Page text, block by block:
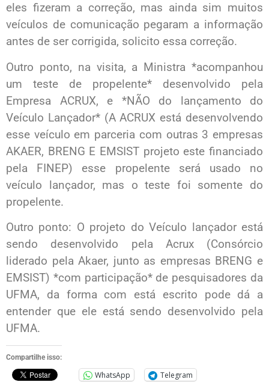
eles fizeram a correção, mas ainda sim muitos
veículos de comunicação pegaram a informação
antes de ser corrigida, solicito essa correção.
Outro ponto, na visita, a Ministra *acompanhou
um teste de propelente* desenvolvido pela
Empresa ACRUX, e *NÃO do lançamento do
Veículo Lançador* (A ACRUX está desenvolvendo
esse veículo em parceria com outras 3 empresas
AKAER, BRENG E EMSIST projeto este financiado
pela FINEP) esse propelente será usado no
veículo lançador, mas o teste foi somente do
propelente.
Outro ponto: O projeto do Veículo lançador está
sendo desenvolvido pela Acrux (Consórcio
liderado pela Akaer, junto as empresas BRENG e
EMSIST) *com participação* de pesquisadores da
UFMA, da forma com está escrito pode dá a
entender que ele está sendo desenvolvido pela
UFMA.
Compartilhe isso:
WhatsApp Telegram